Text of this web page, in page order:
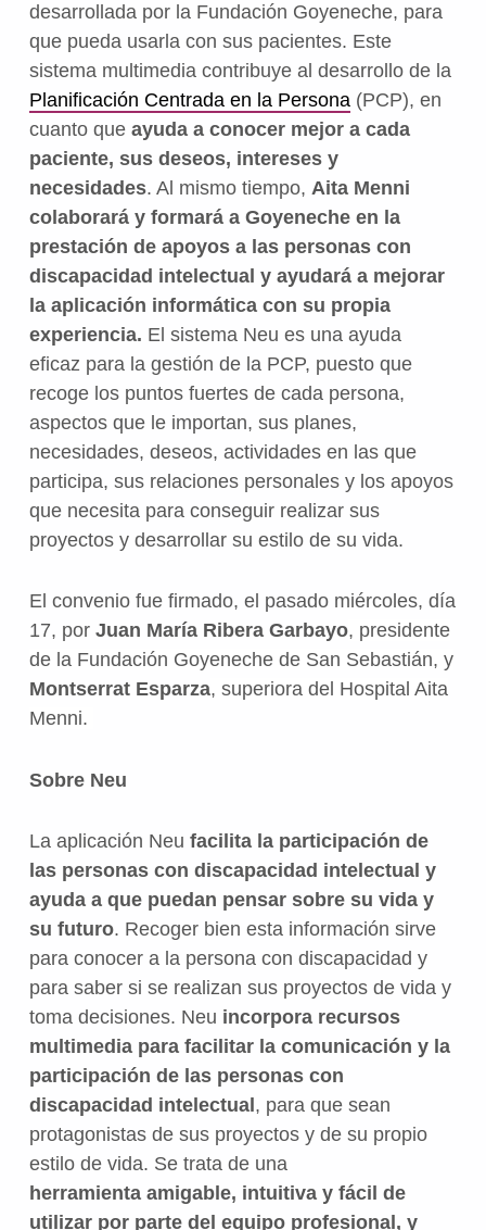
desarrollada por la Fundación Goyeneche, para
que pueda usarla con sus pacientes. Este
sistema multimedia contribuye al desarrollo de la
Planificación Centrada en la Persona(PCP), en
cuanto que ayuda a conocer mejor a cada
paciente, sus deseos, intereses y
necesidades. Al mismo tiempo, Aita Menni
colaborará y formará a Goyeneche en la
prestación de apoyos a las personas con
discapacidad intelectual y ayudará a mejorar
la aplicación informática con su propia
experiencia. El sistema Neu es una ayuda
eficaz para la gestión de la PCP, puesto que
recoge los puntos fuertes de cada persona,
aspectos que le importan, sus planes,
necesidades, deseos, actividades en las que
participa, sus relaciones personales y los apoyos
que necesita para conseguir realizar sus
proyectos y desarrollar su estilo de su vida.
El convenio fue firmado, el pasado miércoles, día
17, por Juan María Ribera Garbayo, presidente
de la Fundación Goyeneche de San Sebastián, y
Montserrat Esparza, superiora del Hospital Aita
Menni.
Sobre Neu
La aplicación Neu facilita la participación de
las personas con discapacidad intelectual y
ayuda a que puedan pensar sobre su vida y
su futuro. Recoger bien esta información sirve
para conocer a la persona con discapacidad y
para saber si se realizan sus proyectos de vida y
toma decisiones. Neu incorpora recursos
multimedia para facilitar la comunicación y la
participación de las personas con
discapacidad intelectual, para que sean
protagonistas de sus proyectos y de su propio
estilo de vida. Se trata de una
herramienta amigable, intuitiva y fácil de
utilizar por parte del equipo profesional, y